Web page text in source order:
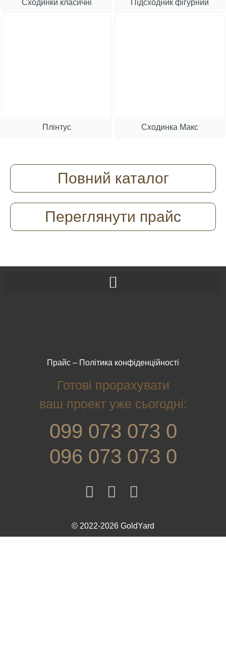
Сходинки класичні Підсходник фігурний
Плінтус Сходинка Макс
Повний каталог
Переглянути прайс
Прайс – Політика конфіденційності
Готові прорахувати
ваш проект уже сьогодні:
099 073 073 0
096 073 073 0
© 2022-2026 GoldYard